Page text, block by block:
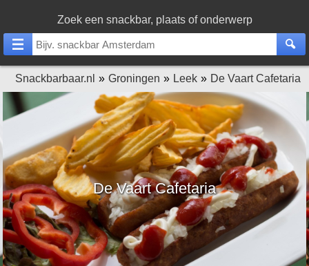
Zoek een snackbar, plaats of onderwerp
Snackbarbaar.nl Groningen Leek De Vaart Cafetaria
De Vaart Cafetaria